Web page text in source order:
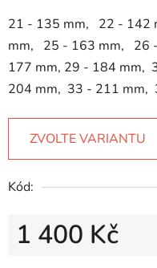
21 - 135 mm, 22 -
mm, 25 - 163 mm, 26
177 mm, 29 - 184 mm,
204 mm, 33 - 211 mm,
ZVOLTE VARIANTU
Kód:
1 400 Kč